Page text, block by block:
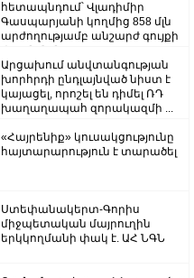
հետապնդում՝ Վլադիմիր
Գասպարյանի կողմից 858 մլն
արժողությամբ անշարժ գույքի
Արցախում անվտանգության
խորհրդի ընդլայնված նիստ է
կայացել, որոշել են դիմել ՌԴ
խաղաղապահ զորակազմի ...
«Հայրենիք» կուսակցությունը
հայտարարություն է տարածել
Ստեփանակերտ-Գորիս
միջպետական մայրուղին
երկկողմանի փակ է. ԱՀ ՆԳՆ